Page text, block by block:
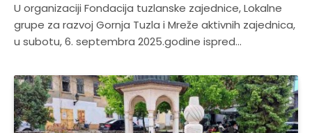
U organizaciji Fondacija tuzlanske zajednice, Lokalne
grupe za razvoj Gornja Tuzla i Mreže aktivnih zajednica,
u subotu, 6. septembra 2025.godine ispred…